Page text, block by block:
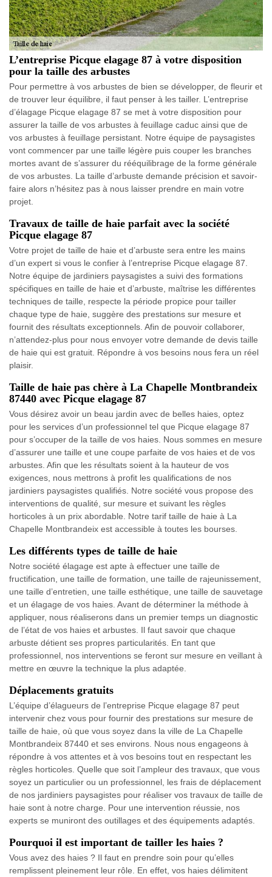
L’entreprise Picque elagage 87 à votre disposition
pour la taille des arbustes
Pour permettre à vos arbustes de bien se développer, de fleurir et
de trouver leur équilibre, il faut penser à les tailler. L’entreprise
d’élagage Picque elagage 87 se met à votre disposition pour
assurer la taille de vos arbustes à feuillage caduc ainsi que de
vos arbustes à feuillage persistant. Notre équipe de paysagistes
vont commencer par une taille légère puis couper les branches
mortes avant de s’assurer du rééquilibrage de la forme générale
de vos arbustes. La taille d’arbuste demande précision et savoir-
faire alors n’hésitez pas à nous laisser prendre en main votre
projet.
Travaux de taille de haie parfait avec la société
Picque elagage 87
Votre projet de taille de haie et d’arbuste sera entre les mains
d’un expert si vous le confier à l’entreprise Picque elagage 87.
Notre équipe de jardiniers paysagistes a suivi des formations
spécifiques en taille de haie et d’arbuste, maîtrise les différentes
techniques de taille, respecte la période propice pour tailler
chaque type de haie, suggère des prestations sur mesure et
fournit des résultats exceptionnels. Afin de pouvoir collaborer,
n’attendez-plus pour nous envoyer votre demande de devis taille
de haie qui est gratuit. Répondre à vos besoins nous fera un réel
plaisir.
Taille de haie pas chère à La Chapelle Montbrandeix
87440 avec Picque elagage 87
Vous désirez avoir un beau jardin avec de belles haies, optez
pour les services d’un professionnel tel que Picque elagage 87
pour s’occuper de la taille de vos haies. Nous sommes en mesure
d’assurer une taille et une coupe parfaite de vos haies et de vos
arbustes. Afin que les résultats soient à la hauteur de vos
exigences, nous mettrons à profit les qualifications de nos
jardiniers paysagistes qualifiés. Notre société vous propose des
interventions de qualité, sur mesure et suivant les règles
horticoles à un prix abordable. Notre tarif taille de haie à La
Chapelle Montbrandeix est accessible à toutes les bourses.
Les différents types de taille de haie
Notre société élagage est apte à effectuer une taille de
fructification, une taille de formation, une taille de rajeunissement,
une taille d’entretien, une taille esthétique, une taille de sauvetage
et un élagage de vos haies. Avant de déterminer la méthode à
appliquer, nous réaliserons dans un premier temps un diagnostic
de l’état de vos haies et arbustes. Il faut savoir que chaque
arbuste détient ses propres particularités. En tant que
professionnel, nos interventions se feront sur mesure en veillant à
mettre en œuvre la technique la plus adaptée.
Déplacements gratuits
L’équipe d’élagueurs de l’entreprise Picque elagage 87 peut
intervenir chez vous pour fournir des prestations sur mesure de
taille de haie, où que vous soyez dans la ville de La Chapelle
Montbrandeix 87440 et ses environs. Nous nous engageons à
répondre à vos attentes et à vos besoins tout en respectant les
règles horticoles. Quelle que soit l’ampleur des travaux, que vous
soyez un particulier ou un professionnel, les frais de déplacement
de nos jardiniers paysagistes pour réaliser vos travaux de taille de
haie sont à notre charge. Pour une intervention réussie, nos
experts se muniront des outillages et des équipements adaptés.
Pourquoi il est important de tailler les haies ?
Vous avez des haies ? Il faut en prendre soin pour qu’elles
remplissent pleinement leur rôle. En effet, vos haies délimitent